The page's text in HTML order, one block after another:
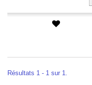
Résultats 1 - 1 sur 1.